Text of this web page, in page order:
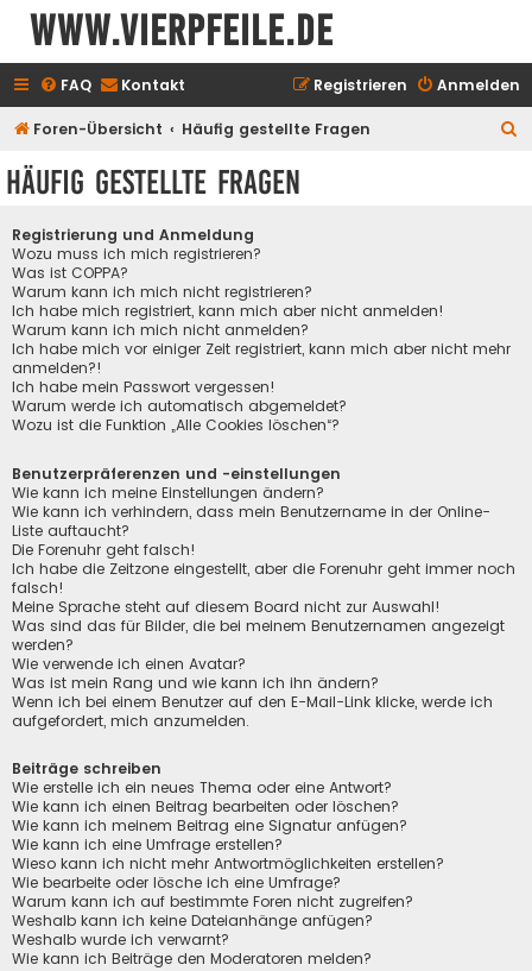
www.vierpfeile.de
FAQ Kontakt Anmelden
Registrieren
Foren-Übersicht Häufig gestellte Fragen
Häufig gestellte Fragen
Registrierung und Anmeldung
Wozu muss ich mich registrieren?
Was ist COPPA?
Warum kann ich mich nicht registrieren?
Ich habe mich registriert, kann mich aber nicht anmelden!
Warum kann ich mich nicht anmelden?
Ich habe mich vor einiger Zeit registriert, kann mich aber nicht mehr
anmelden?!
Ich habe mein Passwort vergessen!
Warum werde ich automatisch abgemeldet?
Wozu ist die Funktion „Alle Cookies löschen“?
Benutzerpräferenzen und -einstellungen
Wie kann ich meine Einstellungen ändern?
Wie kann ich verhindern, dass mein Benutzername in der Online-
Liste auftaucht?
Die Forenuhr geht falsch!
Ich habe die Zeitzone eingestellt, aber die Forenuhr geht immer noch
falsch!
Meine Sprache steht auf diesem Board nicht zur Auswahl!
Was sind das für Bilder, die bei meinem Benutzernamen angezeigt
werden?
Wie verwende ich einen Avatar?
Was ist mein Rang und wie kann ich ihn ändern?
Wenn ich bei einem Benutzer auf den E-Mail-Link klicke, werde ich
aufgefordert, mich anzumelden.
Beiträge schreiben
Wie erstelle ich ein neues Thema oder eine Antwort?
Wie kann ich einen Beitrag bearbeiten oder löschen?
Wie kann ich meinem Beitrag eine Signatur anfügen?
Wie kann ich eine Umfrage erstellen?
Wieso kann ich nicht mehr Antwortmöglichkeiten erstellen?
Wie bearbeite oder lösche ich eine Umfrage?
Warum kann ich auf bestimmte Foren nicht zugreifen?
Weshalb kann ich keine Dateianhänge anfügen?
Weshalb wurde ich verwarnt?
Wie kann ich Beiträge den Moderatoren melden?